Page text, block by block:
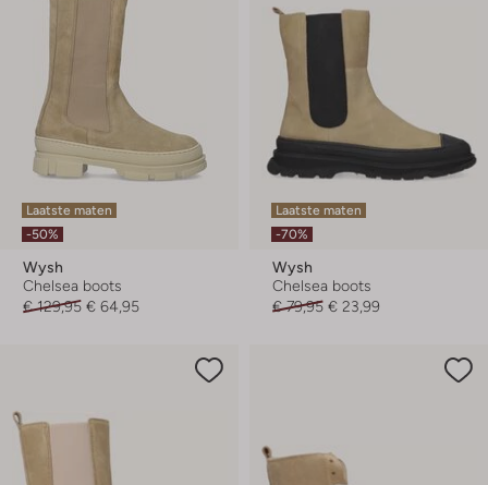
Laatste maten
-50%
Wysh
Chelsea boots
€ 129,95 € 64,95
Laatste maten
-70%
Wysh
Chelsea boots
€ 79,95 € 23,99